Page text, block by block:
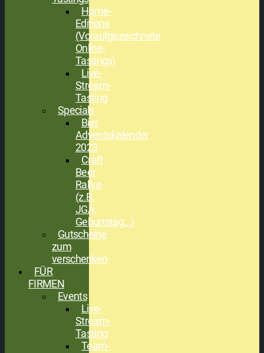
Home-
Editions
(Voraufgezeichnete
Online-
Tastings)
Live-
Stream-
Tasting
Specials
Bier
Adventskalender
2023
Craft
Beer
Rallye
(z.B.
JGA,
Geburtstag,..)
Gutscheine
zum
verschenken
FÜR
FIRMEN
Events
Live-
Stream-
Tasting
Team-